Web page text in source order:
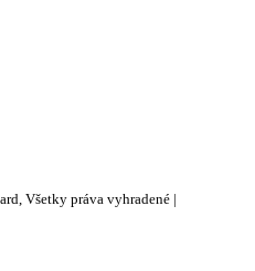
Všetky práva vyhradené |